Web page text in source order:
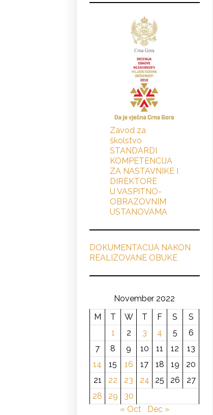
Zavod za
školstvo
STANDARDI
KOMPETENCIJA
ZA NASTAVNIKE I
DIREKTORE
U VASPITNO-
OBRAZOVNIM
USTANOVAMA
DOKUMENTACIJA NAKON
REALIZOVANE OBUKE
November 2022
M
T W T F S
S
1
2 3 4 5
6
7
8 9 10 11 12
13
14
15 16 17 18 19
20
21
22 23 24 25 26
27
28
29
30
« Oct
Dec »